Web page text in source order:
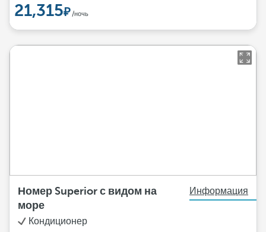
21,315 /ночь
Номер Superior с видом на
море
Информация
Кондиционер